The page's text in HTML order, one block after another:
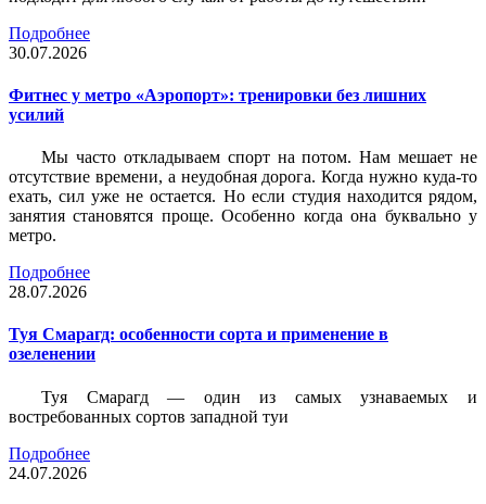
Подробнее
30.07.2026
Фитнес у метро «Аэропорт»: тренировки без лишних
усилий
Мы часто откладываем спорт на потом. Нам мешает не
отсутствие времени, а неудобная дорога. Когда нужно куда-то
ехать, сил уже не остается. Но если студия находится рядом,
занятия становятся проще. Особенно когда она буквально у
метро.
Подробнее
28.07.2026
Туя Смарагд: особенности сорта и применение в
озеленении
Туя Смарагд — один из самых узнаваемых и
востребованных сортов западной туи
Подробнее
24.07.2026